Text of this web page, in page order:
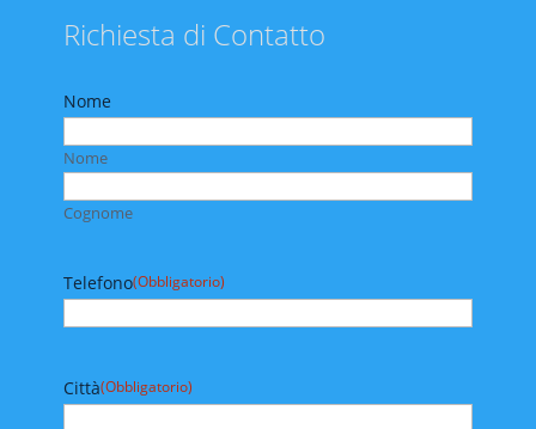
Richiesta di Contatto
Nome
Nome
Cognome
Telefono(Obbligatorio)
Città(Obbligatorio)